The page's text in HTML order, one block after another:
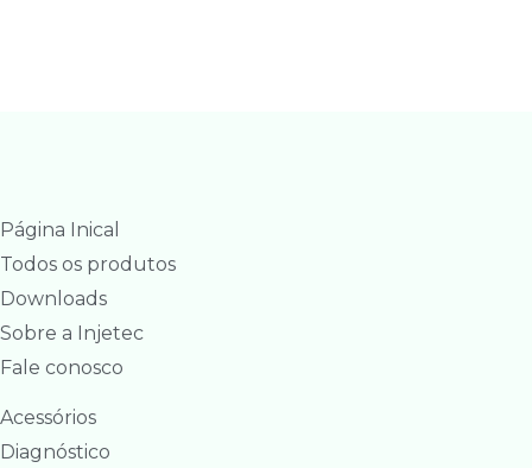
Página Inical
Todos os produtos
Downloads
Sobre a Injetec
Fale conosco
Acessórios
Diagnóstico